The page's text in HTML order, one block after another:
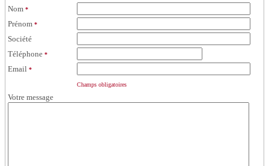
Nom *
Prénom *
Société
Téléphone *
Email *
Champs obligatoires
Votre message